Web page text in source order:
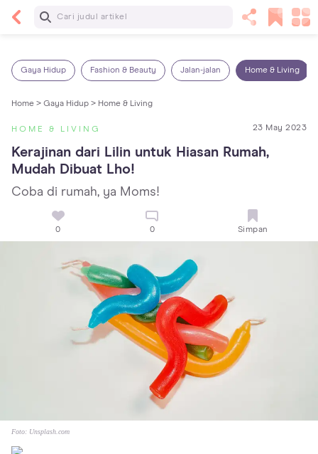
Baca Selanjutnya
Gaya Hidup Fashion & Beauty Jalan-jalan Home & Living
Home > Gaya Hidup > Home & Living
HOME & LIVING 23 May 2023
Kerajinan dari Lilin untuk Hiasan Rumah,
Mudah Dibuat Lho!
Coba di rumah, ya Moms!
0 0 Simpan
Foto: Unsplash.com